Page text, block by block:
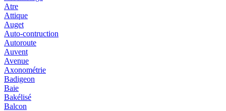
Atre
Attique
Auget
Auto-contruction
Autoroute
Auvent
Avenue
Axonométrie
Badigeon
Baie
Bakélisé
Balcon